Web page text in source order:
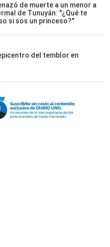
de muerte a un menor a
de Tunuyán: "¿Qué te
si sos un princeso?"
del temblor en